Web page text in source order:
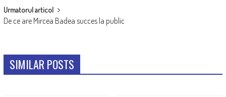
Urmatorul articol
De ce are Mircea Badea succes la public
SIMILAR POSTS